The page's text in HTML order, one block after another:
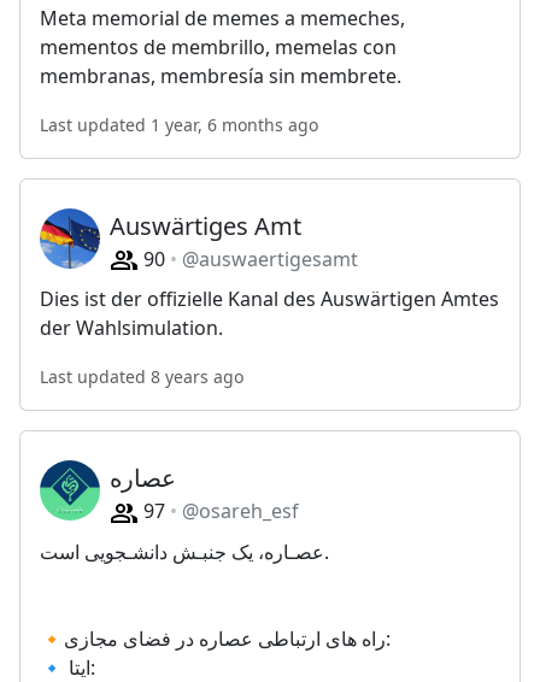
Meta memorial de memes a memeches,
mementos de membrillo, memelas con
membranas, membresía sin membrete.
Last updated 1 year, 6 months ago
Auswärtiges Amt
90
@auswaertigesamt
Dies ist der offizielle Kanal des Auswärtigen Amtes
der Wahlsimulation.
Last updated 8 years ago
عصاره
97
@osareh_esf
عصـاره، یک جنبـش دانشـجویی است.
🔸راه های ارتباطی عصاره در فضای مجازی:
🔹 ایتا: